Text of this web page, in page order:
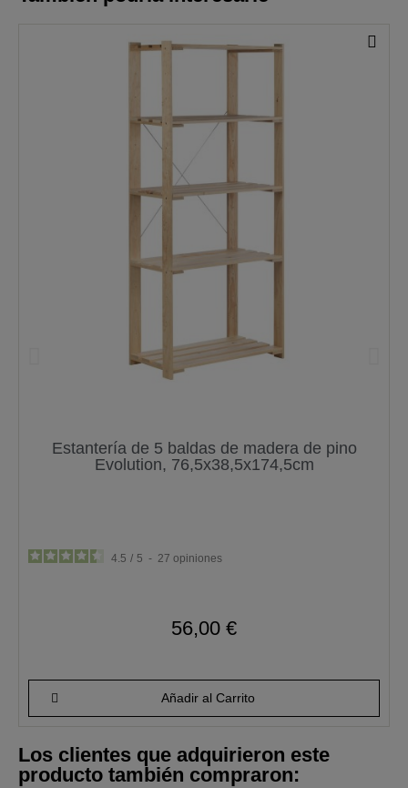
Estantería de 5 baldas de madera de pino
Evolution, 76,5x38,5x174,5cm
4.5 / 5 - 27 opiniones
56,00 €
Añadir al Carrito
Los clientes que adquirieron este
producto también compraron: